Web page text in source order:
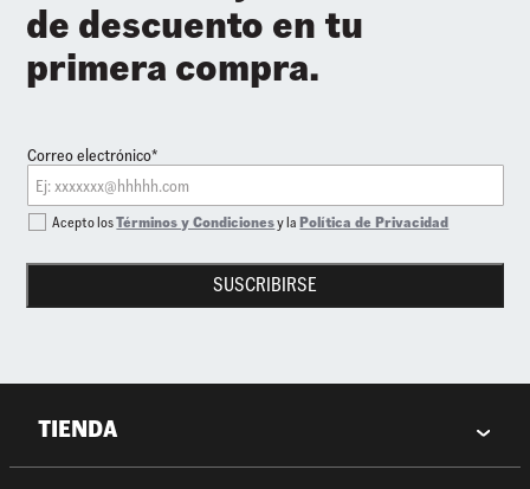
de descuento en tu
primera compra.
Correo electrónico*
SUSCRIBIRSE
Acepto losTérminos y Condicionesy laPolítica de Privacidad
TIENDA